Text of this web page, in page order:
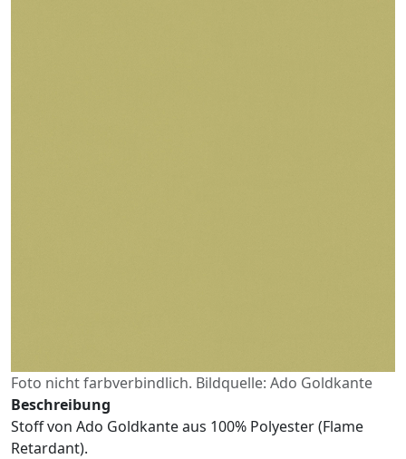
Foto nicht farbverbindlich. Bildquelle: Ado Goldkante
Beschreibung
Stoff von Ado Goldkante aus 100% Polyester (Flame
Retardant).